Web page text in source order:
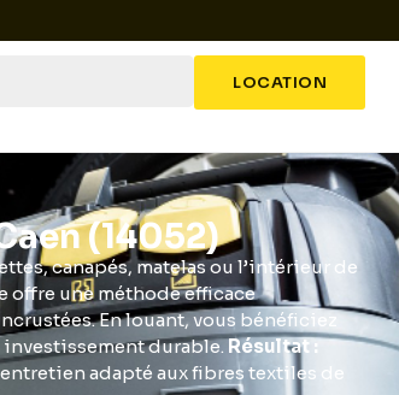
LOCATION
(14052)
canapés, matelas ou l’intérieur de
offre une méthode efficace
En louant, vous bénéficiez
investissement durable.Résultat :
entretien adapté aux fibres textiles de